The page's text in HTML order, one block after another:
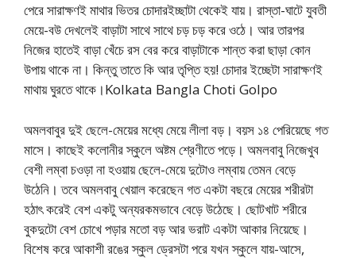
পেরে সারাক্ষণই মাথার ভিতর চোদারইচ্ছাটা থেকেই যায়। রাস্তা-ঘাটে যুবতী
মেয়ে-বউ দেখলেই বাড়াটা সাথে সাথে চড় চড় করে ওঠে। আর তারপর
নিজের হাতেই বাড়া খেঁচে রস বের করে বাড়াটাকে শান্ত করা ছাড়া কোন
উপায় থাকে না। কিন্তু তাতে কি আর তৃপ্তি হয়! চোদার ইচ্ছেটা সারাক্ষণই
মাথায় ঘুরতে থাকে।Kolkata Bangla Choti Golpo
অমলবাবুর দুই ছেলে-মেয়ের মধ্যে মেয়ে লীলা বড়। বয়স ১৪ পেরিয়েছে গত
মাসে। কাছেই কলোনীর স্কুলে অষ্টম শ্রেণীতে পড়ে। অমলবাবু নিজেখুব
বেশী লম্বা চওড়া না হওয়ায় ছেলে-মেয়ে দুটোও লম্বায় তেমন বেড়ে
উঠেনি। তবে অমলবাবু খেয়াল করেছেন গত একটা বছরে মেয়ের শরীরটা
হঠাৎ করেই বেশ একটু অন্যরকমভাবে বেড়ে উঠেছে। ছোটখাট শরীরে
বুকদুটো বেশ চোখে পড়ার মতো বড় আর ভরাট একটা আকার নিয়েছে।
বিশেষ করে আকাশী রঙের স্কুল ড্রেসটা পরে যখন স্কুলে যায়-আসে,